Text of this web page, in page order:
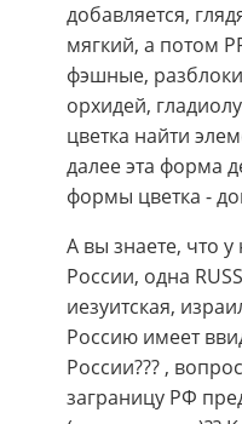
добавляется,
мягкий, а потом
фэшные,
орхидей,
цветка найти
далее эта форма
формы цветка -
А вы знаете, что
России, одна
иезуитская,
Россию имеет
России??? ,
заграницу РФ